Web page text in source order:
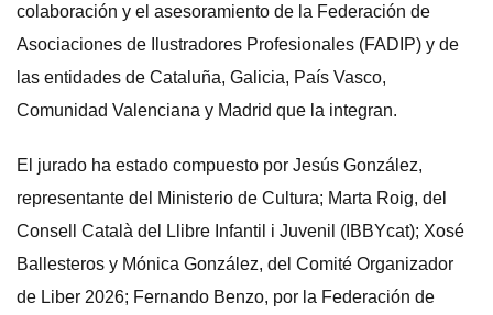
colaboración y el asesoramiento de la Federación de
Asociaciones de Ilustradores Profesionales (FADIP) y de
las entidades de Cataluña, Galicia, País Vasco,
Comunidad Valenciana y Madrid que la integran.
El jurado ha estado compuesto por Jesús González,
representante del Ministerio de Cultura; Marta Roig, del
Consell Català del Llibre Infantil i Juvenil (IBBYcat); Xosé
Ballesteros y Mónica González, del Comité Organizador
de Liber 2026; Fernando Benzo, por la Federación de